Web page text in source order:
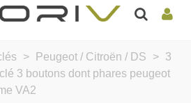
> Peugeot / Citroën / DS > 3
3 boutons dont phares peugeot
VA2